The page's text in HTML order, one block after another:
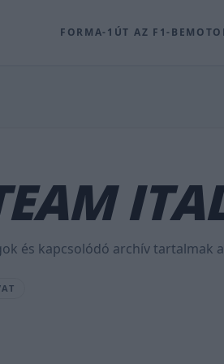
FORMA-1 ÚT AZ F1-BE
és kapcsolódó archív tartalmak